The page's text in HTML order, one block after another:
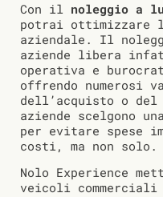
Con il noleggio a
potrai ottimizzare
aziendale. Il
aziende libera
operativa e
offrendo numerosi
dell’acquisto o del
aziende scelgono una
per evitare spese
costi, ma non solo.
Nolo Experience
veicoli commerciali